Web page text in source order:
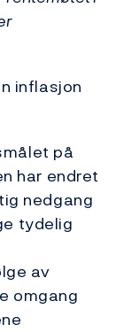
inflasjon
på
har endret
nedgang
tydelig
av
omgang